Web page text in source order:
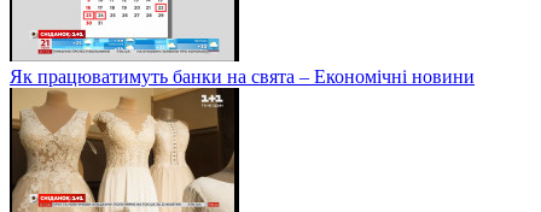
Як працюватимуть банки на свята – Економічні новини